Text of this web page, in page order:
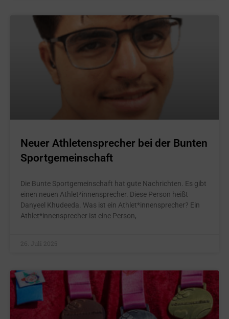
Neuer Athletensprecher bei der Bunten
Sportgemeinschaft
Die Bunte Sportgemeinschaft hat gute Nachrichten. Es gibt
einen neuen Athlet*innensprecher. Diese Person heißt
Danyeel Khudeeda. Was ist ein Athlet*innensprecher? Ein
Athlet*innensprecher ist eine Person,
26. Juli 2025